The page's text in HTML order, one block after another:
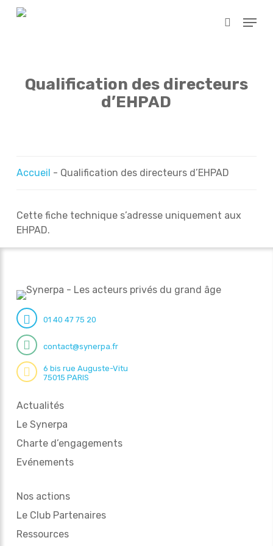
Skip
search
Menu
Qualification des directeurs
d’EHPAD
Accueil - Qualification des directeurs d’EHPAD
Cette fiche technique s’adresse uniquement aux
EHPAD.
01 40 47 75 20
contact@synerpa.fr
6 bis rue Auguste-Vitu
75015 PARIS
Actualités
Le Synerpa
Charte d’engagements
Evénements
Nos actions
Le Club Partenaires
Ressources